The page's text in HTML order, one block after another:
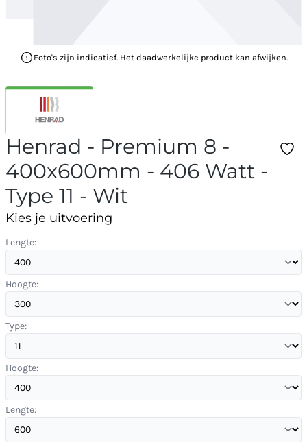
Foto's zijn indicatief. Het daadwerkelijke product kan afwijken.
Henrad - Premium 8 -
400x600mm - 406 Watt -
Type 11 - Wit
Kies je uitvoering
Lengte:
Hoogte:
Type:
Hoogte:
Lengte: